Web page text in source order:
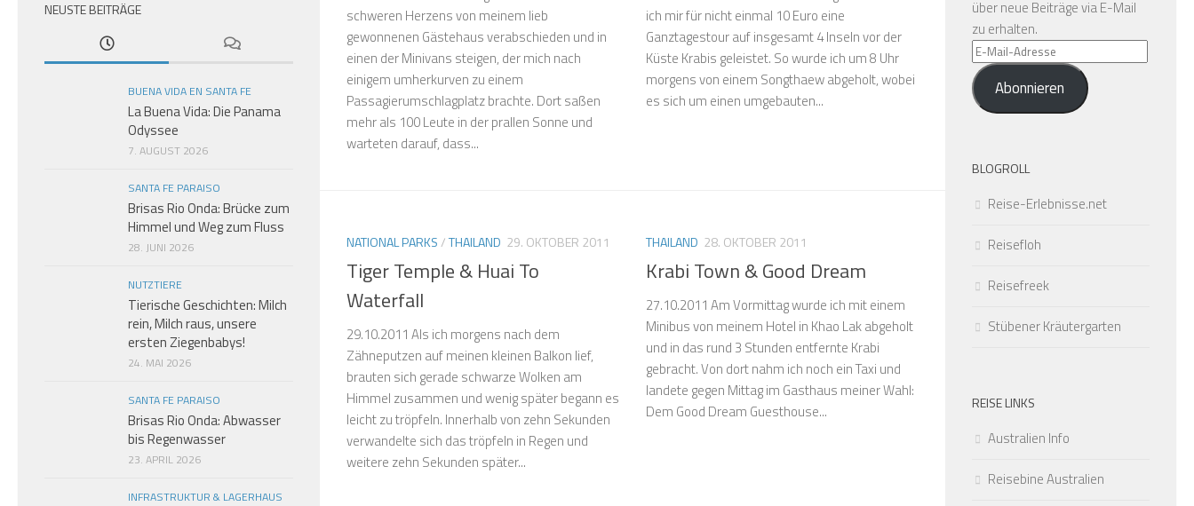
schweren Herzens von meinem lieb
gewonnenen Gästehaus verabschieden und in
einen der Minivans steigen, der mich nach
einigem umherkurven zu einem
Passagierumschlagplatz brachte. Dort saßen
mehr als 100 Leute in der prallen Sonne und
warteten darauf, dass...
ich mir für nicht einmal 10 Euro eine
Ganztagestour auf insgesamt 4 Inseln vor der
Küste Krabis geleistet. So wurde ich um 8 Uhr
morgens von einem Songthaew abgeholt, wobei
es sich um einen umgebauten...
NATIONAL PARKS/THAILAND 29. OKTOBER 2011
Tiger Temple & Huai To
Waterfall
29.10.2011 Als ich morgens nach dem
Zähneputzen auf meinen kleinen Balkon lief,
brauten sich gerade schwarze Wolken am
Himmel zusammen und wenig später begann es
leicht zu tröpfeln. Innerhalb von zehn Sekunden
verwandelte sich das tröpfeln in Regen und
weitere zehn Sekunden später...
THAILAND 28. OKTOBER 2011
Krabi Town & Good Dream
27.10.2011 Am Vormittag wurde ich mit einem
Minibus von meinem Hotel in Khao Lak abgeholt
und in das rund 3 Stunden entfernte Krabi
gebracht. Von dort nahm ich noch ein Taxi und
landete gegen Mittag im Gasthaus meiner Wahl:
Dem Good Dream Guesthouse...
NEUSTE BEITRÄGE
BUENA VIDA EN SANTA FE
La Buena Vida: Die Panama
Odyssee
7. AUGUST 2026
SANTA FE PARAISO
Brisas Rio Onda: Brücke zum
Himmel und Weg zum Fluss
28. JUNI 2026
NUTZTIERE
Tierische Geschichten: Milch
rein, Milch raus, unsere
ersten Ziegenbabys!
24. MAI 2026
SANTA FE PARAISO
Brisas Rio Onda: Abwasser
bis Regenwasser
23. APRIL 2026
INFRASTRUKTUR & LAGERHAUS
über neue Beiträge via E-Mail
zu erhalten.
E-
Mail-
AdresseAbonnieren
BLOGROLL
Reise-Erlebnisse.net
Reisefloh
Reisefreek
Stübener Kräutergarten
REISE LINKS
Australien Info
Reisebine Australien